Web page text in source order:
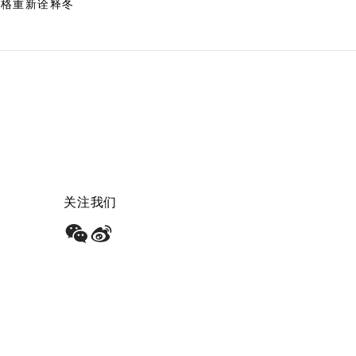
重新诠释冬
关注我们